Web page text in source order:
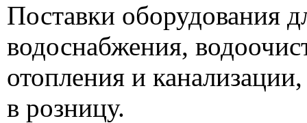
Поставки оборудования
водоснабжения,
отопления и
в розницу.